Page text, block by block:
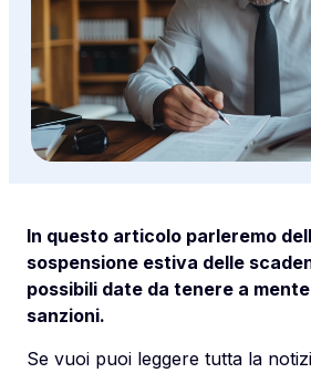
In questo articolo parleremo
sospensione estiva delle
possibili date da tenere a
sanzioni.
Se vuoi puoi leggere tutta la